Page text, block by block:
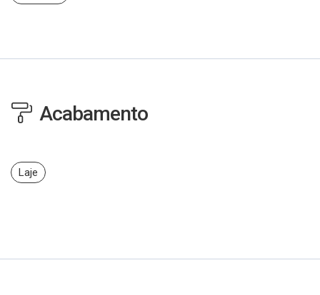
Acabamento
Laje